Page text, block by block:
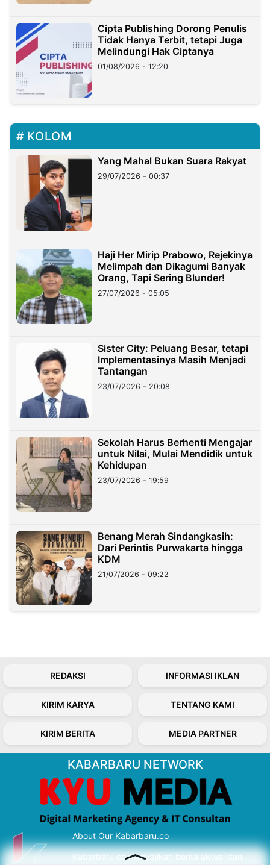
Cipta Publishing Dorong Penulis
Tidak Hanya Terbit, tetapi Juga
Melindungi Hak Ciptanya
01/08/2026 - 12:20
KOLOM
Yang Mahal Bukan Suara Rakyat
29/07/2026 - 00:37
Haji Her Mirip Prabowo, Rejekinya
Melimpah dan Dikagumi Banyak
Orang, Tapi Sering Blunder!
27/07/2026 - 05:05
Sister City: Peluang Besar, tetapi
Implementasinya Masih Menjadi
Tantangan
23/07/2026 - 20:08
Sekolah Harus Berhenti Mengajar
untuk Nilai, Mulai Mendidik untuk
Kehidupan
23/07/2026 - 19:59
Benang Merah Sindangkasih:
Dari Perintis Purwakarta hingga
KDM
21/07/2026 - 09:22
REDAKSI INFORMASI IKLAN
KIRIM KARYA TENTANG KAMI
KIRIM BERITA MEDIA PARTNER
KABARBARU NETWORK
About Our Kabarbaru.co
Kabarbaru.co menyajikan berita aktual dan